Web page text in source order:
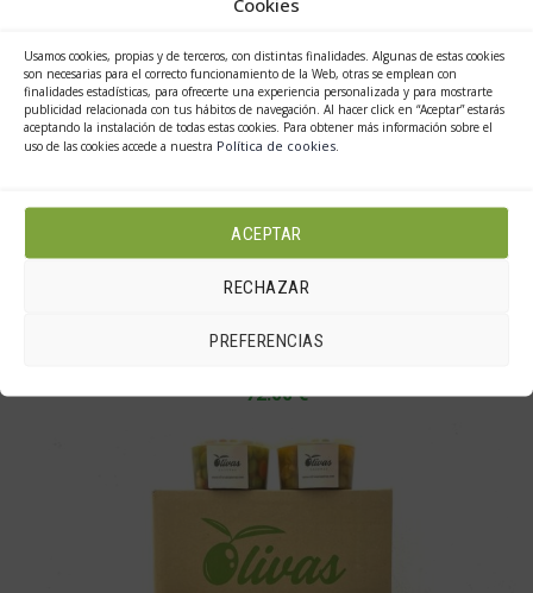
Usamos cookies, propias y de terceros, con distintas finalidades. Algunas de estas cookies
son necesarias para el correcto funcionamiento de la Web, otras se emplean con
finalidades estadísticas, para ofrecerte una experiencia personalizada y para mostrarte
publicidad relacionada con tus hábitos de navegación. Al hacer click en “Aceptar” estarás
aceptando la instalación de todas estas cookies. Para obtener más información sobre el
uso de las cookies accede a nuestra Política de cookies
ACEPTAR
RECHAZAR
PREFERENCIAS
Añadir al carrito
LOTE ORO «LUCHA CONTRA LA ELA»
72.00€